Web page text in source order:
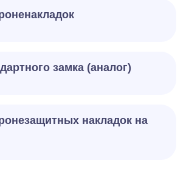
замка (аналог)
накладок на